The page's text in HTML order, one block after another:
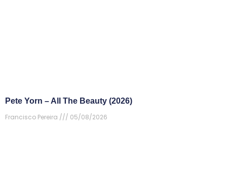
Pete Yorn – All The Beauty (2026)
Francisco Pereira
05/08/2026